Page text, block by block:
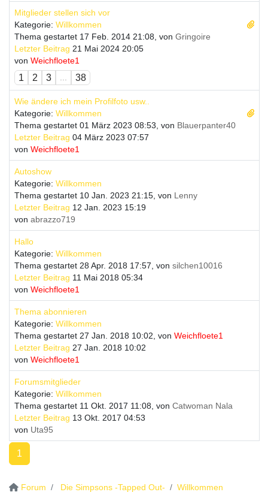
Mitglieder stellen sich vor
Kategorie: Willkommen
Thema gestartet 17 Feb. 2014 21:08, von Gringoire
Letzter Beitrag 21 Mai 2024 20:05
von Weichfloete1
1 2 3 38
Wie ändere ich mein Profilfoto usw..
Kategorie: Willkommen
Thema gestartet 01 März 2023 08:53, von Blauerpanter40
Letzter Beitrag 04 März 2023 07:57
von Weichfloete1
Autoshow
Kategorie: Willkommen
Thema gestartet 10 Jan. 2023 21:15, von Lenny
Letzter Beitrag 12 Jan. 2023 15:19
von abrazzo719
Hallo
Kategorie: Willkommen
Thema gestartet 28 Apr. 2018 17:57, von silchen10016
Letzter Beitrag 11 Mai 2018 05:34
von Weichfloete1
Thema abonnieren
Kategorie: Willkommen
Thema gestartet 27 Jan. 2018 10:02, von Weichfloete1
Letzter Beitrag 27 Jan. 2018 10:02
von Weichfloete1
Forumsmitglieder
Kategorie: Willkommen
Thema gestartet 11 Okt. 2017 11:08, von Catwoman Nala
Letzter Beitrag 13 Okt. 2017 04:53
von Uta95
1
Forum Die Simpsons -Tapped Out- Willkommen